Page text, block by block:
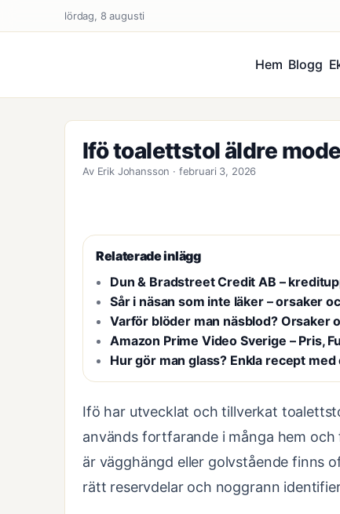
lördag, 8 augusti
Hem Blogg
Ifö toalettstol äldre
Av Erik Johansson · februari 3, 2026
Relaterade inlägg
Dun & Bradstreet Credit AB –
Sår i näsan som inte läker – orsaker
Varför blöder man näsblod? Orsaker
Amazon Prime Video Sverige – Pris,
Hur gör man glass? Enkla recept
Ifö har utvecklat och tillverkat
används fortfarande i många hem
är vägghängd eller golvstående finns
rätt reservdelar och noggrann